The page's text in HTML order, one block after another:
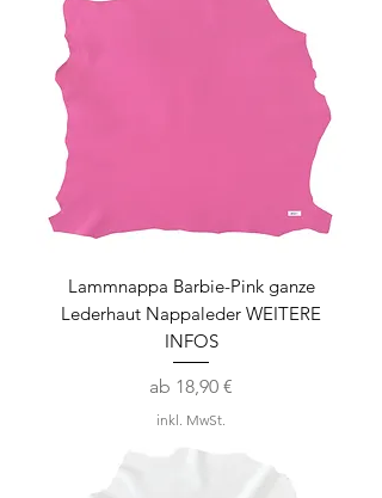
Lammnappa Barbie-Pink ganze
Lederhaut Nappaleder WEITERE
INFOS
ab 18,90 €
Sale-Preis
inkl. MwSt.